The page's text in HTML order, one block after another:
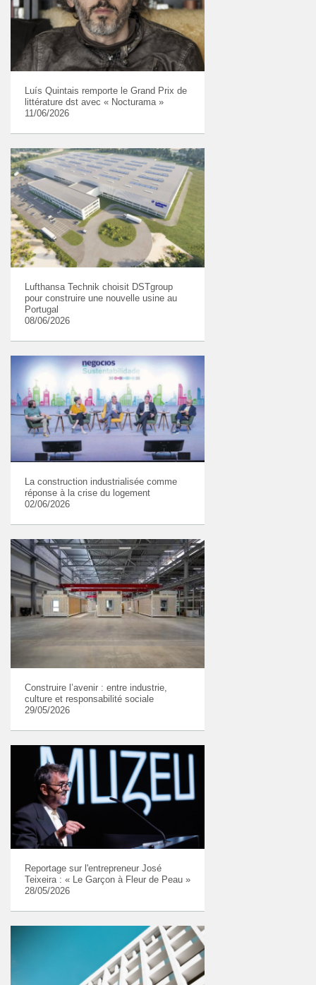
Luís Quintais remporte le Grand Prix de
littérature dst avec « Nocturama »
11/06/2026
Lufthansa Technik choisit DSTgroup
pour construire une nouvelle usine au
Portugal
08/06/2026
La construction industrialisée comme
réponse à la crise du logement
02/06/2026
Construire l’avenir : entre industrie,
culture et responsabilité sociale
29/05/2026
Reportage sur l'entrepreneur José
Teixeira : « Le Garçon à Fleur de Peau »
28/05/2026